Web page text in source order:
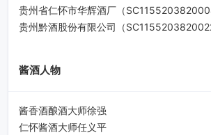
贵州省仁怀市华辉酒厂（
贵州黔酒股份有限公司（
酱酒人物
酱香酒酿酒大师徐强
仁怀酱酒大师任义平